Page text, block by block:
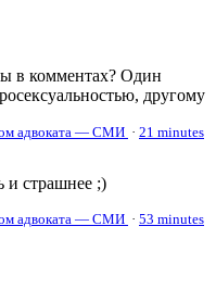
в комментах? Один
другому
адвоката — СМИ · 21 minutes
и страшнее ;)
адвоката — СМИ · 53 minutes